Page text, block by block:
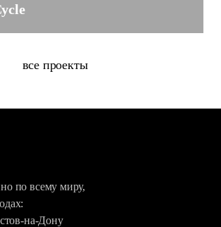
все проекты
по всему миру,
на-Дону